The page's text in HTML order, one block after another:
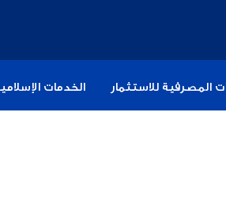
المصرفية للاستثمار الخدمات